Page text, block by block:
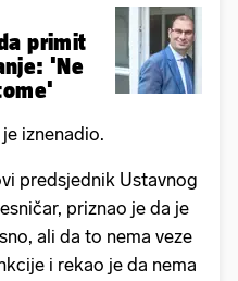
primit
'Ne
iznenadio.
predsjednik Ustavnog
priznao je da je
ali da to nema veze
i rekao je da nema